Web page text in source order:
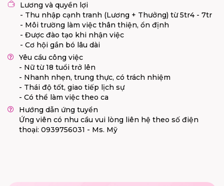
Lương và quyền lợi
- Thu nhập cạnh tranh (Lương + Thưởng) từ 5tr4 - 7tr
- Môi trường làm việc thân thiện, ổn định
- Được đào tạo khi nhận việc
- Cơ hội gắn bó lâu dài
Yêu cầu công việc
- Nữ từ 18 tuổi trở lên
- Nhanh nhẹn, trung thực, có trách nhiệm
- Thái độ tốt, giao tiếp lịch sự
- Có thể làm việc theo ca
Hướng dẫn ứng tuyển
Ứng viên có nhu cầu vui lòng liên hệ theo số điện
thoại: 0939756031 - Ms. Mỹ